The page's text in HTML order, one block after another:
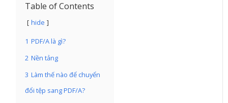
Table of Contents
hide
1 PDF/A là gì?
2 Nền tảng
3 Làm thế nào để chuyển
đổi tệp sang PDF/A?